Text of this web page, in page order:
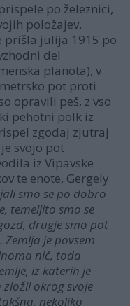
po železnici,
položajev.
prišla julija 1915 po
del
planota), v
pot proti
opravili peš, z vso
pehotni polk iz
zgodaj zjutraj
svojo pot
iz Vipavske
te enote, Gergely
smo se po dobro
temeljito smo se
drugje smo pot
je povsem
nič, toda
iz katerih je
okrog svoje
nekoliko